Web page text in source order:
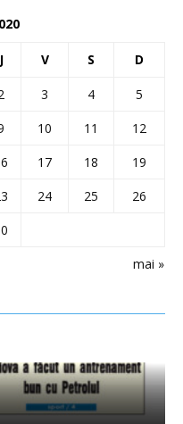
J V S D
mai »
3 4
5
10 11
12
17 18
19
24 25
26